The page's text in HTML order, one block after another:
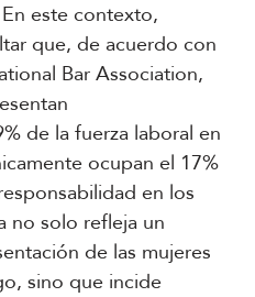
este contexto,
que, de acuerdo con
Bar Association,
de la fuerza laboral en
ocupan el 17%
en los
no solo refleja un
de las mujeres
sino que incide